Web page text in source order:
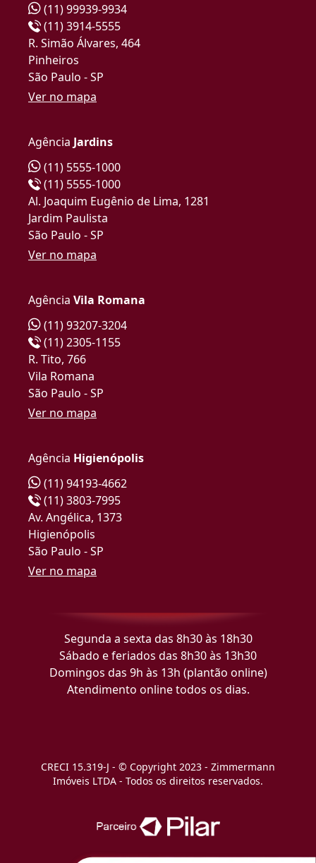
(11) 99939-9934
(11) 3914-5555
R. Simão Álvares, 464
Pinheiros
São Paulo - SP
Ver no mapa
Agência Jardins
(11) 5555-1000
(11) 5555-1000
Al. Joaquim Eugênio de Lima, 1281
Jardim Paulista
São Paulo - SP
Ver no mapa
Agência Vila Romana
(11) 93207-3204
(11) 2305-1155
R. Tito, 766
Vila Romana
São Paulo - SP
Ver no mapa
Agência Higienópolis
(11) 94193-4662
(11) 3803-7995
Av. Angélica, 1373
Higienópolis
São Paulo - SP
Ver no mapa
Segunda a sexta das 8h30 às 18h30
Sábado e feriados das 8h30 às 13h30
Domingos das 9h às 13h (plantão online)
Atendimento online todos os dias.
CRECI 15.319-J - © Copyright 2023 - Zimmermann
Imóveis LTDA - Todos os direitos reservados.